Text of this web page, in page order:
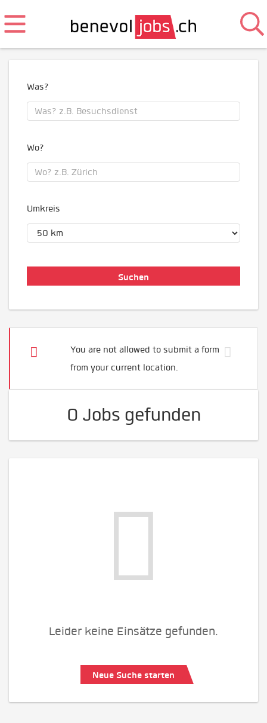
Was?
Wo?
Umkreis
You are not allowed to submit a form
from your current location.
0 Jobs gefunden
Leider keine Einsätze gefunden.
Neue Suche starten